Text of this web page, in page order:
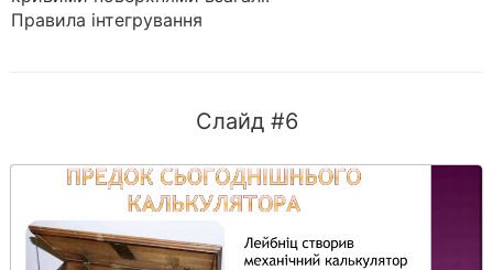
Правила інтегрування
Слайд #6